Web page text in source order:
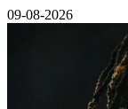
09-08-2026